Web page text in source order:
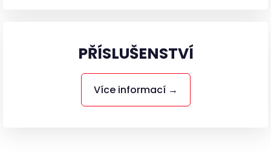
PŘÍSLUŠENSTVÍ
Více informací →